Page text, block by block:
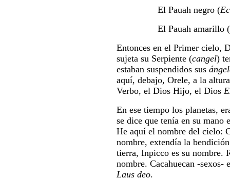
El Pauah negro (
El Pauah amarillo (
Entonces en el Primer cielo,
sujeta su Serpiente (cangel)
estaban suspendidos sus
aquí, debajo, Orele, a la
Verbo, el Dios Hijo, el Dios
En ese tiempo los planetas,
se dice que tenía en su
He aquí el nombre del cielo:
nombre, extendía la
tierra, Inpicco es su nombre.
nombre. Cacahuecan -sexos-
Laus deo.